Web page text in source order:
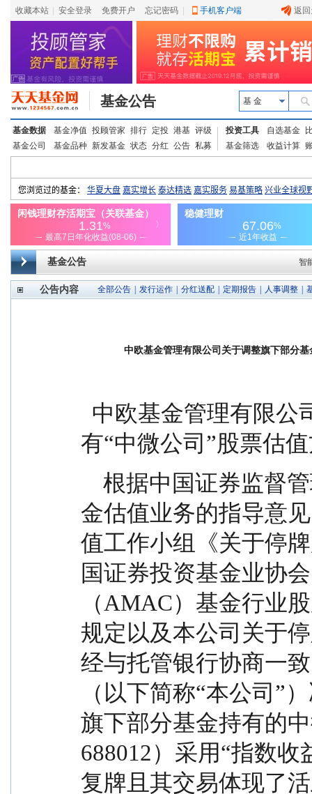
收藏本站 安全登录 免费开户 忘记密码 手机客户端 返
基金公告 基 金
基金数据 基金净值 投顾管家 排行 定投 港基 评级
基金公司
基金品种 新发基金 状态 分红 公告 私募
投资工具 自选基金
基金筛选
收益计算
基金公告 智
公告内容 全部公告 发行运作 分红送配 定期报告 人事调整
中欧基金管理有限公司关于调整旗下部分
有“中微公司”股票估
金估值业务的指导意
值工作小组《关于停
国证券投资基金业协
（AMAC）基金行业
规定以及本公司关于
经与托管银行协商一
（以下简称“本公司”
旗下部分基金持有的
688012）采用“指数
复牌且其交易体现了